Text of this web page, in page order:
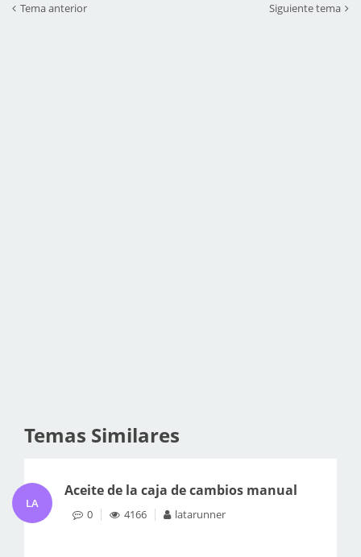
Tema anterior Siguiente tema
Temas Similares
LA
Aceite de la caja de cambios manual
0 4166 latarunner